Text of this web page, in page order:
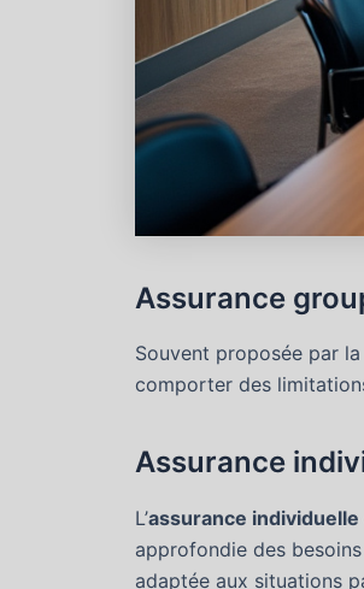
Assurance
Souvent proposée par la
comporter des
Assurance
L’assurance
approfondie des
adaptée aux situations